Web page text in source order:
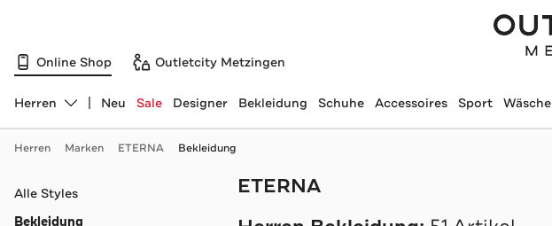
Online Shop Outletcity Metzingen
Abteilung ändern, ausgewählt:
Herren Neu Sale Designer Bekleidung Schuhe Accessoires Sport Wäsche
Herren Marken ETERNA Bekleidung
ETERNA
Navigation überspringen
Alle Styles
Bekleidung